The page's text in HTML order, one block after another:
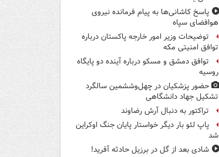
پاسخ کاشانی‌ها به پیام فرمانده نیروی
هوافضای سپاه
توضیحات وزیر امور خارجه پاکستان درباره
توافق امنیتی مکه
توافق دمشق و مسکو درباره آینده دو پایگاه
روسیه
حضور پزشکیان در چهل‌وششمین سالگرد
تشکیل جهاد دانشگاهی
تراکتور به دنبال آرش رضاوند
پاپ لئو بار دیگر خواستار پایان جنگ اوکراین
شد
شادی بعد از گل در برزیل حادثه آفرید!